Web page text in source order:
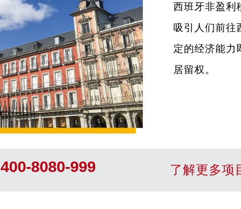
西班牙非盈利
吸引人们前往
定的经济能力
居留权。
400-8080-999 了解更多项